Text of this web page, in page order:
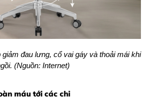
đau lưng, cổ vai gáy và thoải mái khi
(Nguồn: Internet)
máu tới các chi